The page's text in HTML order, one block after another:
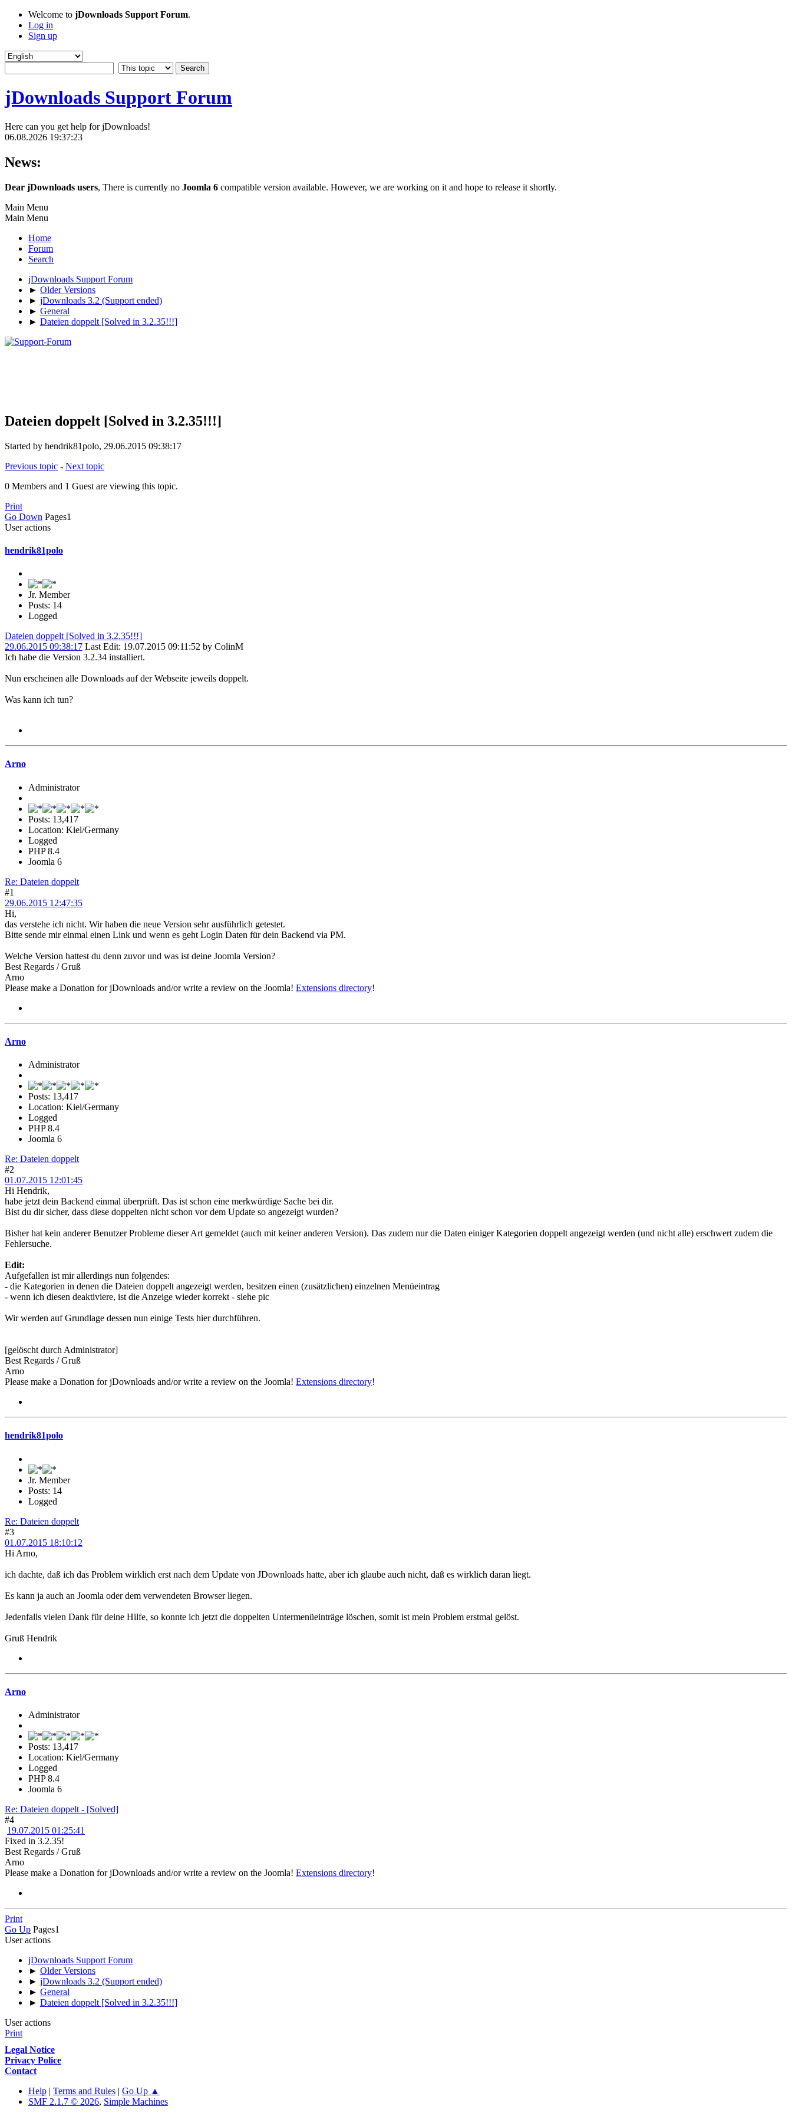
Welcome to jDownloads Support Forum.
Log in
Sign up
jDownloads Support Forum
Here can you get help for jDownloads!
06.08.2026 19:37:23
News:
Dear jDownloads users, There is currently no Joomla 6 compatible version available. However, we are working on it and hope to release it shortly.
Main Menu
Main Menu
Home
Forum
Search
jDownloads Support Forum
► Older Versions
► jDownloads 3.2 (Support ended)
► General
► Dateien doppelt [Solved in 3.2.35!!!]
Dateien doppelt [Solved in 3.2.35!!!]
Started by hendrik81polo, 29.06.2015 09:38:17
Previous topic - Next topic
0 Members and 1 Guest are viewing this topic.
Print
Go Down Pages1
User actions
hendrik81polo
Jr. Member
Posts: 14
Logged
Dateien doppelt [Solved in 3.2.35!!!]
29.06.2015 09:38:17 Last Edit: 19.07.2015 09:11:52 by ColinM
Ich habe die Version 3.2.34 installiert.
Nun erscheinen alle Downloads auf der Webseite jeweils doppelt.
Was kann ich tun?
Arno
Administrator
Posts: 13,417
Location: Kiel/Germany
Logged
PHP 8.4
Joomla 6
Re: Dateien doppelt
#1
29.06.2015 12:47:35
Hi,
das verstehe ich nicht. Wir haben die neue Version sehr ausführlich getestet.
Bitte sende mir einmal einen Link und wenn es geht Login Daten für dein Backend via PM.
Welche Version hattest du denn zuvor und was ist deine Joomla Version?
Best Regards / Gruß
Arno
Please make a Donation for jDownloads and/or write a review on the Joomla! Extensions directory!
Arno
Administrator
Posts: 13,417
Location: Kiel/Germany
Logged
PHP 8.4
Joomla 6
Re: Dateien doppelt
#2
01.07.2015 12:01:45
Hi Hendrik,
habe jetzt dein Backend einmal überprüft. Das ist schon eine merkwürdige Sache bei dir.
Bist du dir sicher, dass diese doppelten nicht schon vor dem Update so angezeigt wurden?
Bisher hat kein anderer Benutzer Probleme dieser Art gemeldet (auch mit keiner anderen Version). Das zudem nur die Daten einiger Kategorien doppelt angezeigt werden (und nicht alle) erschwert zudem die
Fehlersuche.
Edit:
Aufgefallen ist mir allerdings nun folgendes:
- die Kategorien in denen die Dateien doppelt angezeigt werden, besitzen einen (zusätzlichen) einzelnen Menüeintrag
- wenn ich diesen deaktiviere, ist die Anzeige wieder korrekt - siehe pic
Wir werden auf Grundlage dessen nun einige Tests hier durchführen.
[gelöscht durch Administrator]
Best Regards / Gruß
Arno
Please make a Donation for jDownloads and/or write a review on the Joomla! Extensions directory!
hendrik81polo
Jr. Member
Posts: 14
Logged
Re: Dateien doppelt
#3
01.07.2015 18:10:12
Hi Arno,
ich dachte, daß ich das Problem wirklich erst nach dem Update von JDownloads hatte, aber ich glaube auch nicht, daß es wirklich daran liegt.
Es kann ja auch an Joomla oder dem verwendeten Browser liegen.
Jedenfalls vielen Dank für deine Hilfe, so konnte ich jetzt die doppelten Untermenüeinträge löschen, somit ist mein Problem erstmal gelöst.
Gruß Hendrik
Arno
Administrator
Posts: 13,417
Location: Kiel/Germany
Logged
PHP 8.4
Joomla 6
Re: Dateien doppelt - [Solved]
#4
19.07.2015 01:25:41
Fixed in 3.2.35!
Best Regards / Gruß
Arno
Please make a Donation for jDownloads and/or write a review on the Joomla! Extensions directory!
Print
Go Up Pages1
User actions
jDownloads Support Forum
► Older Versions
► jDownloads 3.2 (Support ended)
► General
► Dateien doppelt [Solved in 3.2.35!!!]
User actions
Print
Legal Notice
Privacy Police
Contact
Help | Terms and Rules | Go Up ▲
SMF 2.1.7 © 2026, Simple Machines